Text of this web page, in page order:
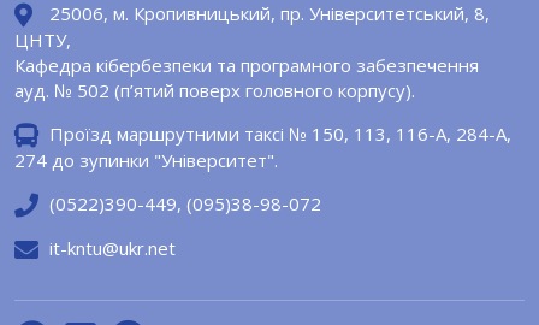
25006, м. Кропивницький, пр. Університетський, 8,
ЦНТУ,
Кафедра кібербезпеки та програмного забезпечення
ауд. № 502 (п’ятий поверх головного корпусу).
Проїзд маршрутними таксі № 150, 113, 116-А, 284-A,
274 до зупинки "Університет".
(0522)390-449, (095)38-98-072
it-kntu@ukr.net